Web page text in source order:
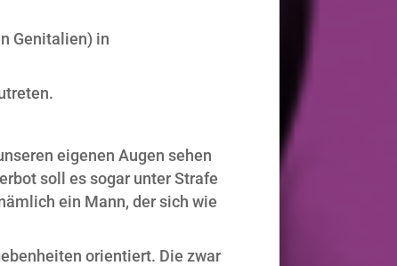
Genitalien) in
eigenen Augen sehen
soll es sogar unter Strafe
ein Mann, der sich wie
orientiert. Die zwar